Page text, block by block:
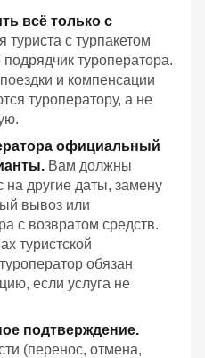
всё только с
туриста с турпакетом
туроператора.
и компенсации
туроператору, а не
официальный
Вам должны
на другие даты, замену
вывоз или
с возвратом средств.
туристской
обязан
если услуга не
подтверждение.
(перенос, отмена,